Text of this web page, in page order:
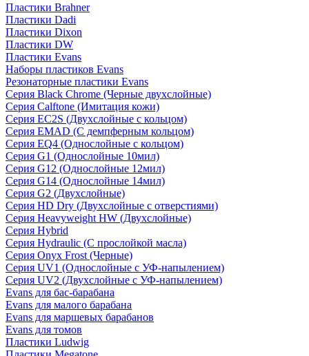
Пластики Brahner
Пластики Dadi
Пластики Dixon
Пластики DW
Пластики Evans
Наборы пластиков Evans
Резонаторные пластики Evans
Серия Black Chrome (Черные двухслойные)
Серия Calftone (Имитация кожи)
Серия EC2S (Двухслойные с кольцом)
Серия EMAD (С демпферным кольцом)
Серия EQ4 (Однослойные с кольцом)
Серия G1 (Однослойные 10мил)
Серия G12 (Однослойные 12мил)
Серия G14 (Однослойные 14мил)
Серия G2 (Двухслойные)
Серия HD Dry (Двухслойные с отверстиями)
Серия Heavyweight HW (Двухслойные)
Серия Hybrid
Серия Hydraulic (С прослойкой масла)
Серия Onyx Frost (Черные)
Серия UV1 (Однослойные с УФ-напылением)
Серия UV2 (Двухслойные с УФ-напылением)
Evans для бас-барабана
Evans для малого барабана
Evans для маршевых барабанов
Evans для томов
Пластики Ludwig